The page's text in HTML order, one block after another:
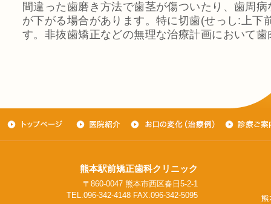
間違った歯磨き方法で歯茎が傷ついたり、歯周
が下がる場合があります。特に切歯(せっし:上
す。非抜歯矯正などの無理な治療計画において
熊本駅前矯正歯科クリニック
〒860-0047 熊本市西区春日5-2-1
TEL.096-342-4148 FAX.096-342-5095